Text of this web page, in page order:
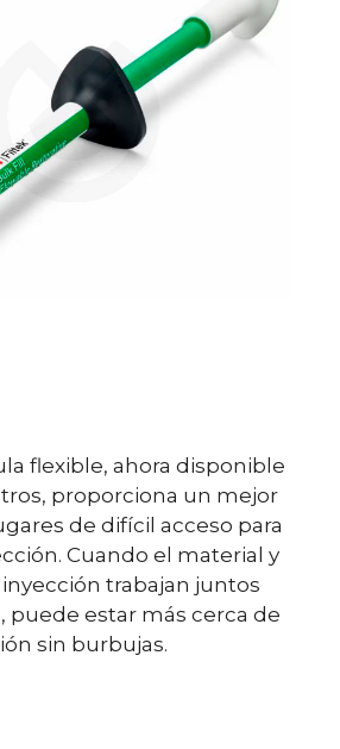
flexible, ahora disponible
proporciona un mejor
de difícil acceso para
Cuando el material y
trabajan juntos
puede estar más cerca de
sin burbujas.